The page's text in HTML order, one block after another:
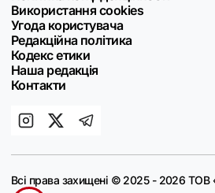
Використання cookies
Угода користувача
Редакційна політика
Кодекс етики
Наша редакція
Контакти
Всі права захищені © 2025 - 2026